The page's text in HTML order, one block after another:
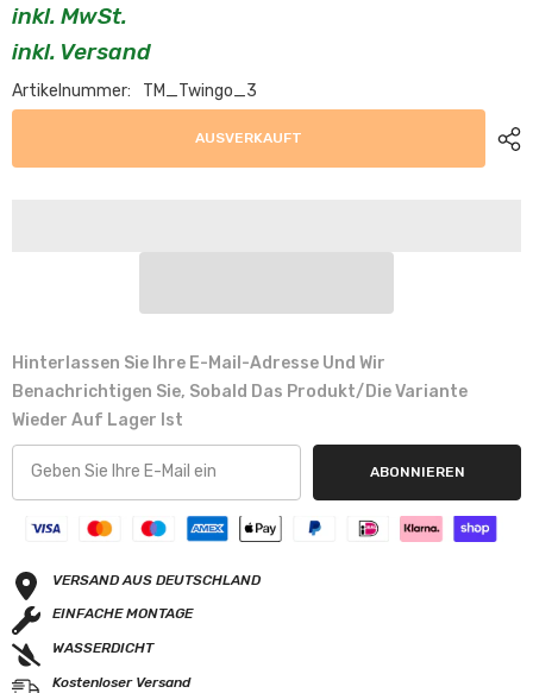
inkl. MwSt.
inkl. Versand
Artikelnummer: TM_Twingo_3
AUSVERKAUFT
Hinterlassen Sie Ihre E-Mail-Adresse Und Wir
Benachrichtigen Sie, Sobald Das Produkt/die Variante
Wieder Auf Lager Ist
ABONNIEREN
VERSAND AUS DEUTSCHLAND
EINFACHE MONTAGE
WASSERDICHT
Kostenloser Versand